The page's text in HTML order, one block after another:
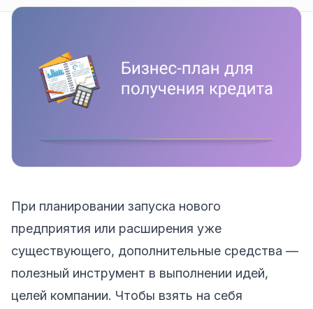
При планировании запуска нового
предприятия или расширения уже
существующего, дополнительные средства —
полезный инструмент в выполнении идей,
целей компании. Чтобы взять на себя